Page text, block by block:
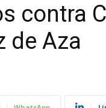
contra
de Aza